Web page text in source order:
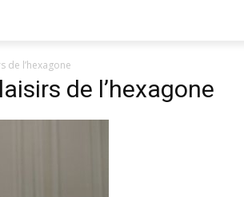
de l’hexagone
de l’hexagone